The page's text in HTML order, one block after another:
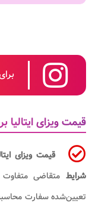
قیمت ویزای ایتالیا
قیمت ویزای
شرایط متقاضی
تعیین‌شده سفارت